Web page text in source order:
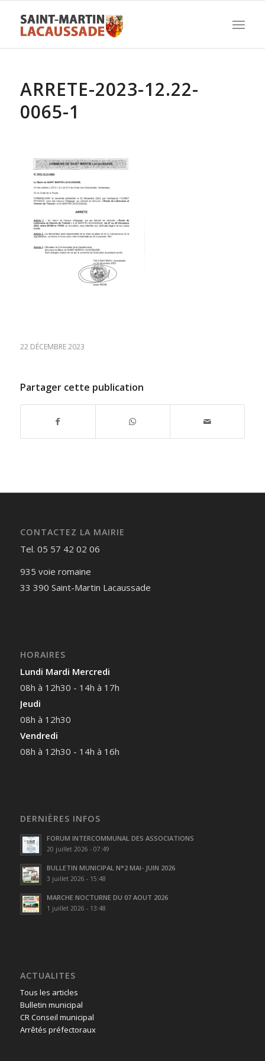
ARRETE-2023-12.22-
0065-1
22 DÉCEMBRE 2023
Partager cette publication
CONTACTEZ LA MAIRIE
Tel. 05 57 42 02 06
935 voie romaine
33 390 Saint-Martin Lacaussade
HORAIRES
Lundi Mardi Mercredi
08h à 12h30 - 14h à 17h
Jeudi
08h à 12h30
Vendredi
08h à 12h30 - 14h à 16h
DERNIÈRES INFOS
FORUM INTERCOMMUNAL DES ASSOCIATIONS
20 juillet 2026 - 07:49
BULLETIN MUNICIPAL N°2 MAI- JUIN 2026
3 juillet 2026 - 15:48
MARCHE NOCTURNE DU 07 AOUT 2026
1 juillet 2026 - 13:48
ACTUALITES
Tous les articles
Bulletin municipal
CR Conseil municipal
Arrêtés préfectoraux